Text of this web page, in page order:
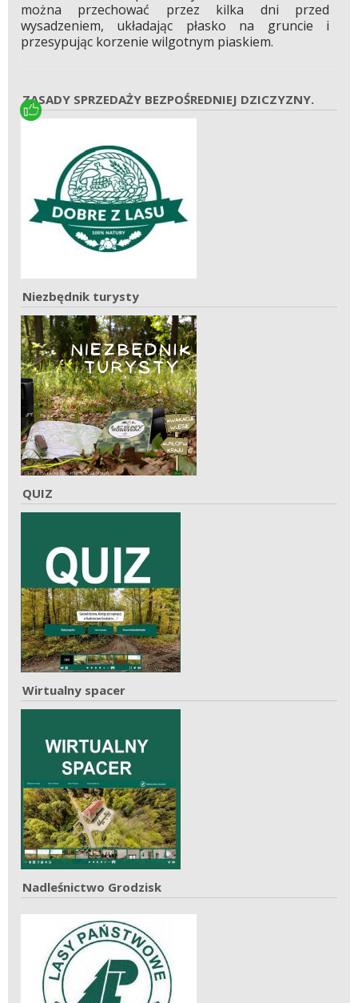
można przechować przez kilka dni przed
wysadzeniem, układając płasko na gruncie i
przesypując korzenie wilgotnym piaskiem.
ZASADY SPRZEDAŻY BEZPOŚREDNIEJ DZICZYZNY.
Niezbędnik turysty
QUIZ
Wirtualny spacer
Nadleśnictwo Grodzisk